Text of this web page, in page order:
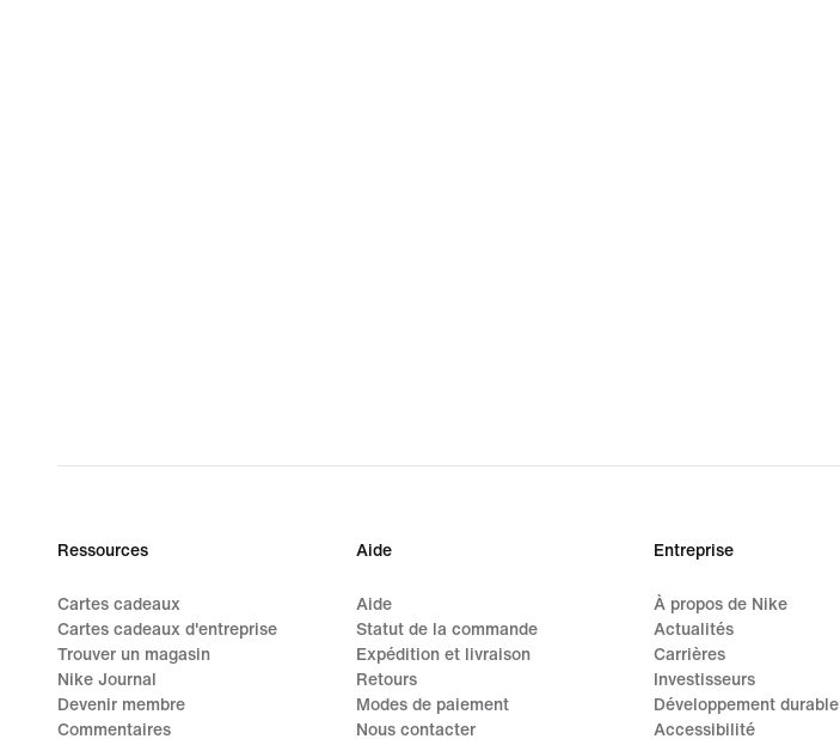
Ressources
Cartes cadeaux
Cartes cadeaux d'entreprise
Trouver un magasin
Nike Journal
Devenir membre
Commentaires
Aide
Aide
Statut de la commande
Expédition et livraison
Retours
Modes de paiement
Nous contacter
Entreprise
À propos de Nike
Actualités
Carrières
Investisseurs
Développement durable
Accessibilité